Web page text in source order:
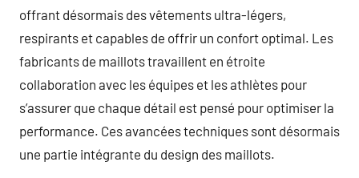
offrant désormais des vêtements ultra-légers,
respirants et capables de offrir un confort optimal. Les
fabricants de maillots travaillent en étroite
collaboration avec les équipes et les athlètes pour
s’assurer que chaque détail est pensé pour optimiser la
performance. Ces avancées techniques sont désormais
une partie intégrante du design des maillots.